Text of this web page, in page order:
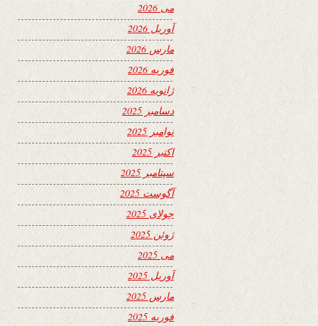
می 2026
آوریل 2026
مارس 2026
فوریه 2026
ژانویه 2026
دسامبر 2025
نوامبر 2025
اکتبر 2025
سپتامبر 2025
آگوست 2025
جولای 2025
ژوئن 2025
می 2025
آوریل 2025
مارس 2025
فوریه 2025